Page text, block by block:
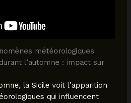
météorologiques
l’automne : impact sur
la Sicile voit l’apparition
qui influencent